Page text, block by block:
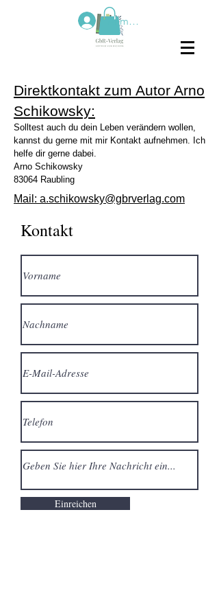
Anmelden
Direktkontakt zum Autor Arno
Schikowsky:
Solltest auch du dein Leben verändern wollen,
kannst du gerne mit mir Kontakt aufnehmen. Ich
helfe dir gerne dabei.
Arno Schikowsky
83064 Raubling
Mail: a.schikowsky@gbrverlag.com
Kontakt
Einreichen